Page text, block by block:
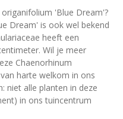
'Blue Dream'?
Dream' is ook wel bekend
heeft een
Wil je meer
Chaenorhinum
harte welkom in ons
niet alle planten in deze
in ons tuincentrum